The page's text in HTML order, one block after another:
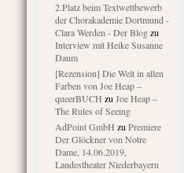
2.Platz beim Textwettbewerb
der Chorakademie Dortmund -
Clara Werden - Der Blogzu
Interview mit Heike Susanne
Daum
[Rezension] Die Welt in allen
Farben von Joe Heap –
queerBUCH zu Joe Heap –
The Rules of Seeing
AdPoint GmbH zu Premiere
Der Glöckner von Notre
Dame, 14.06.2019,
Landestheater Niederbayern